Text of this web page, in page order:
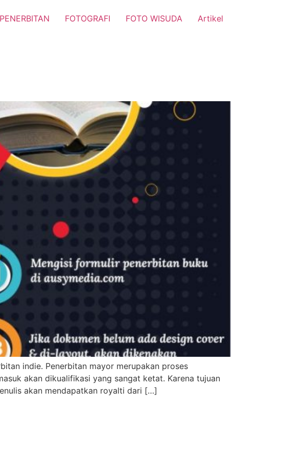
PENERBITAN FOTOGRAFI FOTO WISUDA Artikel
indie. Penerbitan mayor merupakan proses
akan dikualifikasi yang sangat ketat. Karena tujuan
akan mendapatkan royalti dari […]